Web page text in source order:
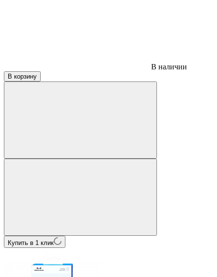
В наличии
В корзину
Купить в 1 клик